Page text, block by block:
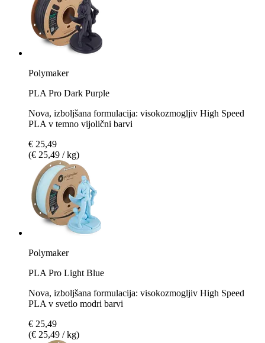
Polymaker
PLA Pro Dark Purple
Nova, izboljšana formulacija: visokozmogljiv High Speed
PLA v temno vijolični barvi
€ 25,49
(€ 25,49 / kg)
Polymaker
PLA Pro Light Blue
Nova, izboljšana formulacija: visokozmogljiv High Speed
PLA v svetlo modri barvi
€ 25,49
(€ 25,49 / kg)